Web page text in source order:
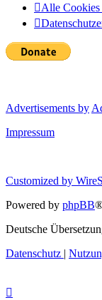
Alle Cookies
Advertisements by
Impressum
Customized by
Powered by phpBB
Deutsche
Datenschutz |